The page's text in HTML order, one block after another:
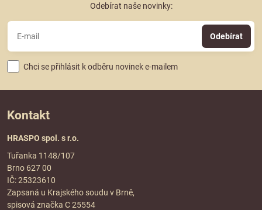
Odebírat naše novinky:
Odebírat
Chci se přihlásit k odběru novinek e-mailem
Kontakt
HRASPO spol. s r.o.
Tuřanka 1148/107
Brno 627 00
IČ: 25323610
Zapsaná u Krajského soudu v Brně,
spisová značka C 25554